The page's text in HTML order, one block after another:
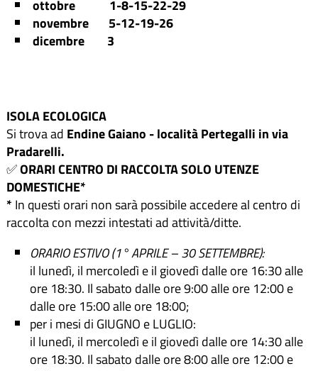
ottobre 1-8-15-22-29
novembre 5-12-19-26
dicembre 3
ISOLA ECOLOGICA
Si trova ad Endine Gaiano - località Pertegalli in via
Pradarelli.
✅ORARI CENTRO DI RACCOLTA SOLO UTENZE
DOMESTICHE*
* In questi orari non sarà possibile accedere al centro di
raccolta con mezzi intestati ad attività/ditte.
ORARIO ESTIVO (1° APRILE – 30 SETTEMBRE):
il lunedì, il mercoledì e il giovedì dalle ore 16:30 alle
ore 18:30. Il sabato dalle ore 9:00 alle ore 12:00 e
dalle ore 15:00 alle ore 18:00;
per i mesi di GIUGNO e LUGLIO:
il lunedì, il mercoledì e il giovedì dalle ore 14:30 alle
ore 18:30. Il sabato dalle ore 8:00 alle ore 12:00 e